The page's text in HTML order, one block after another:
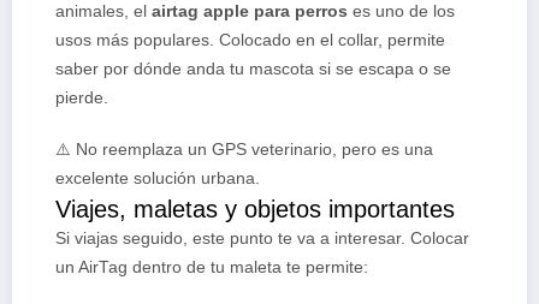
animales, el airtag apple para perros es uno de los
usos más populares. Colocado en el collar, permite
saber por dónde anda tu mascota si se escapa o se
pierde.
⚠️ No reemplaza un GPS veterinario, pero es una
excelente solución urbana.
Viajes, maletas y objetos importantes
Si viajas seguido, este punto te va a interesar. Colocar
un AirTag dentro de tu maleta te permite: